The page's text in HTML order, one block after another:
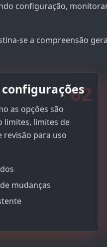
configuração,
se a compreensão
02
as opções são
limites, limites de
revisão para uso
mudanças